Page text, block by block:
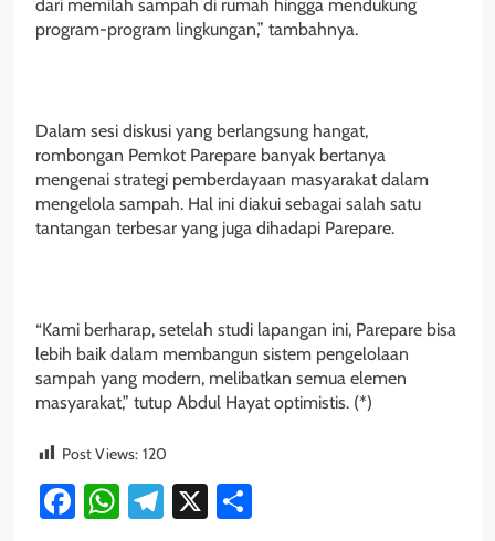
dari memilah sampah di rumah hingga mendukung
program-program lingkungan,” tambahnya.
Dalam sesi diskusi yang berlangsung hangat,
rombongan Pemkot Parepare banyak bertanya
mengenai strategi pemberdayaan masyarakat dalam
mengelola sampah. Hal ini diakui sebagai salah satu
tantangan terbesar yang juga dihadapi Parepare.
“Kami berharap, setelah studi lapangan ini, Parepare bisa
lebih baik dalam membangun sistem pengelolaan
sampah yang modern, melibatkan semua elemen
masyarakat,” tutup Abdul Hayat optimistis. (*)
Post Views: 120
Facebook
WhatsApp
Telegram
X